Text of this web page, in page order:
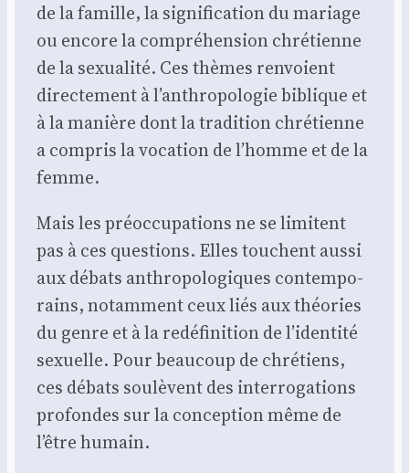
de la famille, la signi­fi­ca­tion du mariage
ou encore la com­pré­hen­sion chré­tienne
de la sexua­li­té. Ces thèmes ren­voient
direc­te­ment à l’anthropologie biblique et
à la manière dont la tra­di­tion chré­tienne
a com­pris la voca­tion de l’homme et de la
femme.
Mais les pré­oc­cu­pa­tions ne se limitent
pas à ces ques­tions. Elles touchent aus­si
aux débats anthro­po­lo­giques contem­po­
rains, notam­ment ceux liés aux théo­ries
du genre et à la redé­fi­ni­tion de l’identité
sexuelle. Pour beau­coup de chré­tiens,
ces débats sou­lèvent des inter­ro­ga­tions
pro­fondes sur la concep­tion même de
l’être humain.